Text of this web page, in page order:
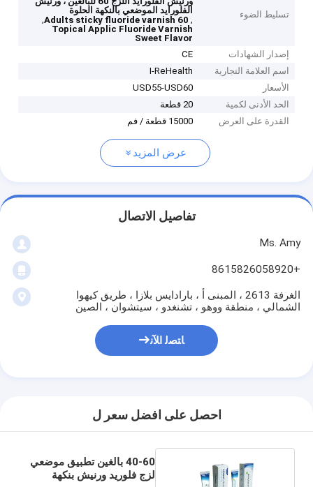
تسليط الضوء
الفلورايد الموضعي بالنكهة الحلوة
,
60 Adults sticky fluoride varnish
,
Topical Applic Fluoride Varnish
Sweet Flavor
إصدار الشهادات
CE
اسم العلامة التجارية
I-ReHealth
الأسعار
USD55-USD60
الحد الأدنى لكمية
20 قطعة
القدرة على العرض
15000 قطعة / فم
عرض المزيد
تفاصيل الاتصال
Ms. Amy
+8615826058920
الغرفة 2613 ، المبنى أ ، بارادايس بلازا ، طريق كيهوا
الشمالي ، منطقة ووهو ، تشنغدو ، سيتشوان ، الصين
ﺎﺘﺼﻟ ﺍﻶﻧ
احصل على افضل سعر ل
40-60 بالغين تطبيق موضعي
لزج فلوريد ورنيش بنكهة